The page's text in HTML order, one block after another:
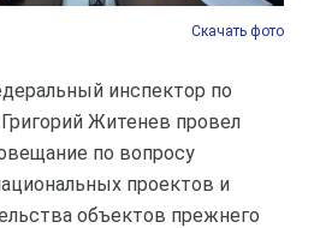
Скачать фото
инспектор по
Житенев провел
по вопросу
проектов и
объектов прежнего